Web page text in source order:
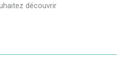
découvrir